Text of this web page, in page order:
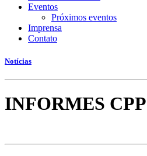
Eventos
Próximos eventos
Imprensa
Contato
Notícias
INFORMES